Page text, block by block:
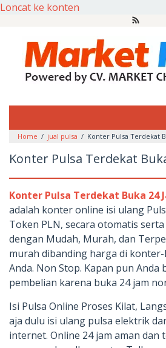
Loncat ke konten
Home / jual pulsa / Konter Pulsa Terdekat
Konter Pulsa Terdekat
Konter Pulsa Terdekat Buka 24
adalah konter online isi ulang
Token PLN, secara otomatis
dengan Mudah, Murah, dan
murah dibanding harga di
Anda. Non Stop. Kapan pun Anda
pembelian karena buka 24 jam
Isi Pulsa Online Proses Kilat,
aja dulu isi ulang pulsa elektrik
internet. Online 24 jam aman dan